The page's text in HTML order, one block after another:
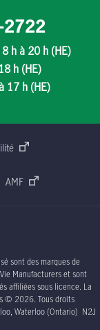
h à 20 h (HE)
h (HE)
17 h (HE)
AMF
sont des marques de
Manufacturers et sont
affiliées sous licence. La
© 2026. Tous droits
Waterloo (Ontario) N2J